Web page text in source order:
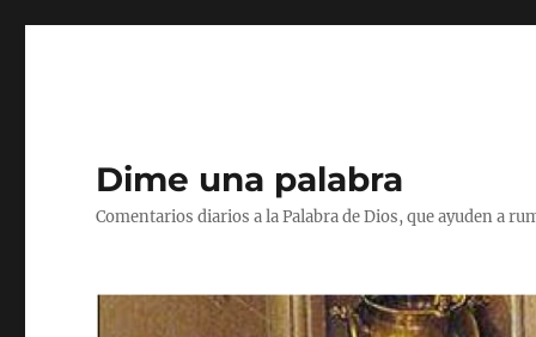
Dime una palabra
Comentarios diarios a la Palabra de Dios, que ayuden a